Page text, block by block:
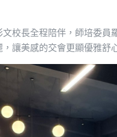
校長全程陪伴，師培委員
讓美感的交會更顯優雅舒